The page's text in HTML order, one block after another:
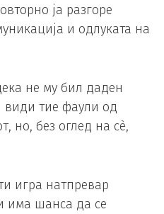
ја разгоре
и одлуката на
не му бил даден
види тие фаули од
но, без оглед на сè,
игра натпревар
има шанса да се